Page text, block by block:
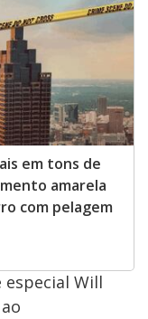
em tons de
amarela
com pelagem
especial Will